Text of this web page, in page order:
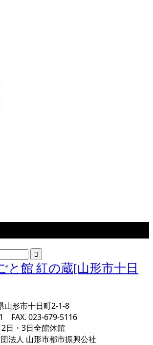
山形市十日町2-1-8
FAX. 023-679-5116
日・3日全館休館
法人 山形市都市振興公社